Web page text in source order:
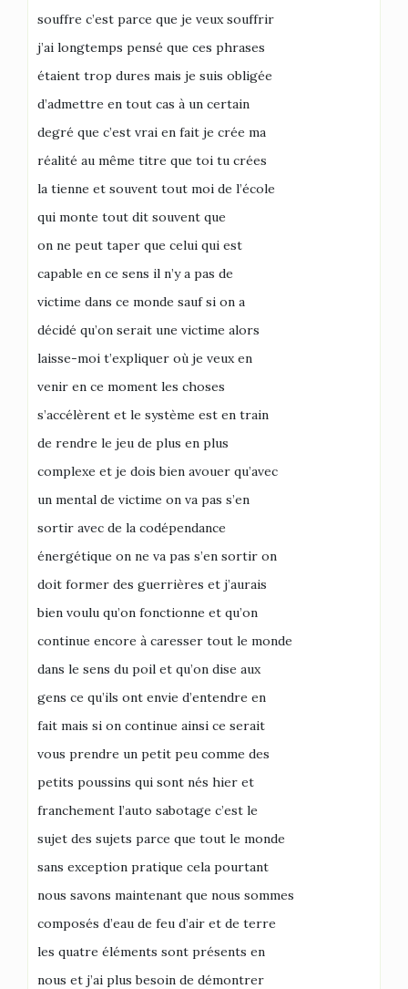
souffre c’est parce que je veux souffrir
j’ai longtemps pensé que ces phrases
étaient trop dures mais je suis obligée
d’admettre en tout cas à un certain
degré que c’est vrai en fait je crée ma
réalité au même titre que toi tu crées
la tienne et souvent tout moi de l’école
qui monte tout dit souvent que
on ne peut taper que celui qui est
capable en ce sens il n’y a pas de
victime dans ce monde sauf si on a
décidé qu’on serait une victime alors
laisse-moi t’expliquer où je veux en
venir en ce moment les choses
s’accélèrent et le système est en train
de rendre le jeu de plus en plus
complexe et je dois bien avouer qu’avec
un mental de victime on va pas s’en
sortir avec de la codépendance
énergétique on ne va pas s’en sortir on
doit former des guerrières et j’aurais
bien voulu qu’on fonctionne et qu’on
continue encore à caresser tout le monde
dans le sens du poil et qu’on dise aux
gens ce qu’ils ont envie d’entendre en
fait mais si on continue ainsi ce serait
vous prendre un petit peu comme des
petits poussins qui sont nés hier et
franchement l’auto sabotage c’est le
sujet des sujets parce que tout le monde
sans exception pratique cela pourtant
nous savons maintenant que nous sommes
composés d’eau de feu d’air et de terre
les quatre éléments sont présents en
nous et j’ai plus besoin de démontrer